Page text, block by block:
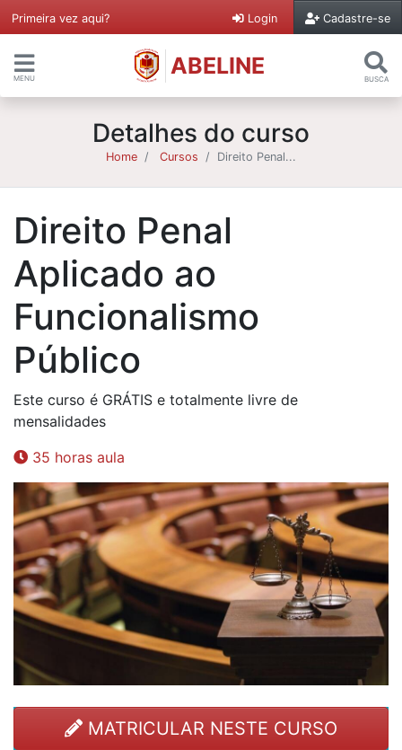
Primeira vez aqui? Login Cadastre-se
MENU ABELINE BUSCA
Detalhes do curso
Home Cursos Direito Penal...
Direito Penal
Aplicado ao
Funcionalismo
Público
Este curso é GRÁTIS e totalmente livre de
mensalidades
35 horas aula
MATRICULAR NESTE CURSO